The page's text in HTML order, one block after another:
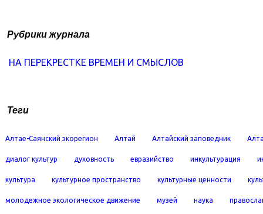
Рубрики журнала
НА ПЕРЕКРЕСТКЕ ВРЕМЕН И СМЫСЛОВ
Теги
Алтае-Саянский экорегион Алтай Алтайский заповедник
диалог культур духовность евразийство инкультурация
культура культурное пространство культурные ценности
молодежное экологическое движение музей наука